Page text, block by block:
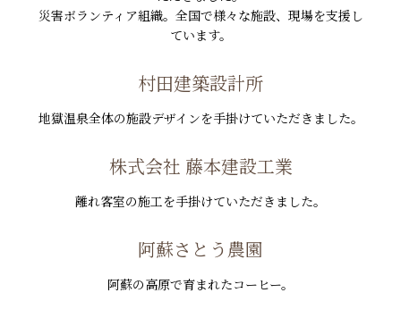
災害ボランティア組織。全国で様々な施設、現場を支援し
ています。
村田建築設計所
地獄温泉全体の施設デザインを手掛けていただきました。
株式会社 藤本建設工業
離れ客室の施工を手掛けていただきました。
阿蘇さとう農園
阿蘇の高原で育まれたコーヒー。